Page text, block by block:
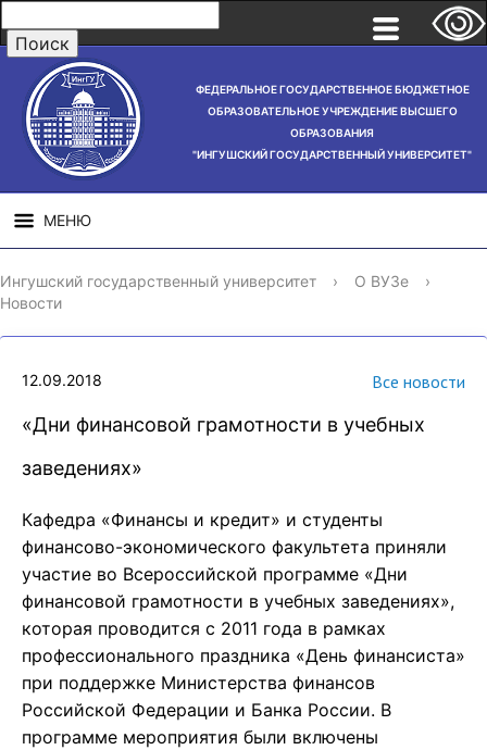
ФЕДЕРАЛЬНОЕ ГОСУДАРСТВЕННОЕ БЮДЖЕТНОЕ
ОБРАЗОВАТЕЛЬНОЕ УЧРЕЖДЕНИЕ ВЫСШЕГО
ОБРАЗОВАНИЯ
"ИНГУШСКИЙ ГОСУДАРСТВЕННЫЙ УНИВЕРСИТЕТ"
МЕНЮ
СВЕДЕНИЯ ОБ
ОБРАЗОВАТЕЛЬНОЙ
НАУЧНАЯ
ДЕЯТЕЛЬНОСТЬ
Ингушский государственный университет › О ВУЗе
›
Новости
12.09.2018 Все новости
«Дни финансовой грамотности в учебных
заведениях»
Кафедра «Финансы и кредит» и студенты
финансово-экономического факультета приняли
участие во Всероссийской программе «Дни
финансовой грамотности в учебных заведениях»,
которая проводится с 2011 года в рамках
профессионального праздника «День финансиста»
при поддержке Министерства финансов
Российской Федерации и Банка России. В
программе мероприятия были включены